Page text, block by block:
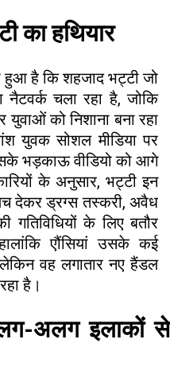
का हथियार
हुआ है कि शहजाद भट्टी जो
चला रहा है, जोकि
युवाओं को निशाना बना रहा
युवक सोशल मीडिया पर
भड़काऊ वीडियो को आगे
के अनुसार, भट्टी इन
देकर ड्रग्स तस्करी, अवैध
गतिविधियों के लिए बतौर
एौंसियां उसके कई
वह लगातार नए हैंडल
है।
अलग इलाकों से